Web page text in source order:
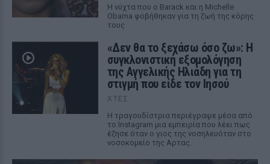
Η νύχτα που ο Barack και η Michelle
Obama φοβήθηκαν για τη ζωή της κόρης
τους
«Δεν θα το ξεχάσω όσο ζω»: Η
συγκλονιστική εξομολόγηση
της Αγγελικής Ηλιάδη για τη
στιγμή που είδε τον Ιησού
ΧΤΕΣ
Η τραγουδίστρια περιέγραψε μέσα από
το Instagram μια εμπειρία που λέει πως
έζησε όταν ο γιος της νοσηλευόταν στο
νοσοκομείο της Αρτας.